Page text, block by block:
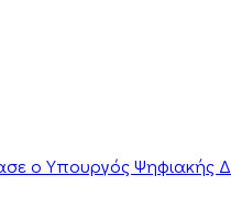
ο Υπουργός Ψηφιακής